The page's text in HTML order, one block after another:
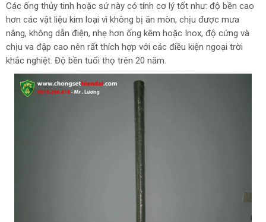
Các ống thủy tinh hoặc sứ này có tính cơ lý tốt như: độ bền cao
hơn các vật liệu kim loại vì không bị ăn mòn, chịu được mưa
nắng, không dẫn điện, nhẹ hơn ống kẽm hoặc Inox, độ cứng và
chịu va đập cao nên rất thích hợp với các điều kiện ngoại trời
khắc nghiệt. Độ bền tuổi thọ trên 20 năm.